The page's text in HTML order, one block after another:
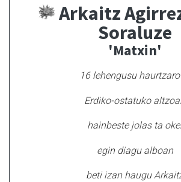
Arkaitz
Soraluze
'Matxin'
16 lehengusu
Erdiko-ostatuko
hainbeste jolas ta
egin diagu alboan
beti izan haugu